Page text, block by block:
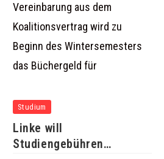
Vereinbarung aus dem
Koalitionsvertrag wird zu
Beginn des Wintersemesters
das Büchergeld für
Studium
Linke will
Studiengebühren